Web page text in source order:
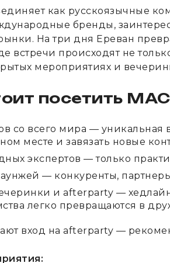
как русскоязычные
бренды,
На три дня Ереван
встречи происходят не
мероприятиях и
посетить
со всего мира — уникальная
месте и завязать новые
экспертов — только
— конкуренты,
и afterparty —
легко превращаются в
вход на afterparty —